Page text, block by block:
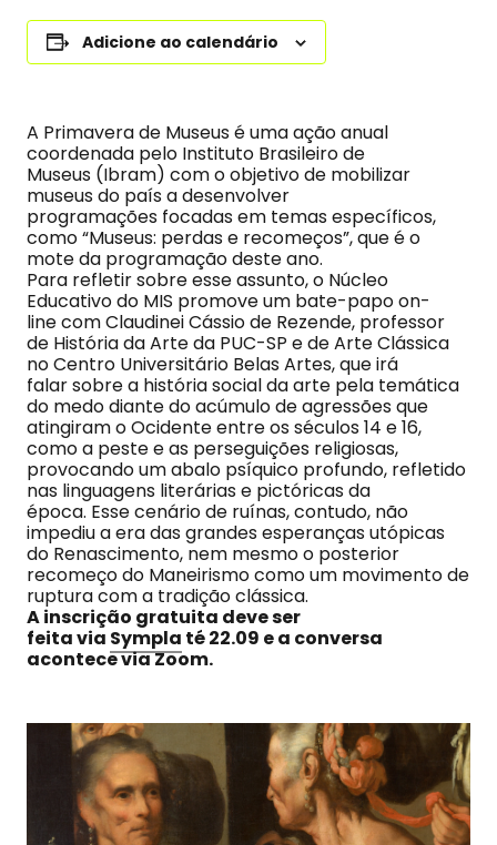
Adicione ao calendário
A Primavera de Museus é uma ação anual
coordenada pelo Instituto Brasileiro de
Museus (Ibram) com o objetivo de mobilizar
museus do país a desenvolver
programações focadas em temas específicos,
como “Museus: perdas e recomeços”, que é o
mote da programação deste ano.
Para refletir sobre esse assunto, o Núcleo
Educativo do MIS promove um bate-papo on-
line com Claudinei Cássio de Rezende, professor
de História da Arte da PUC-SP e de Arte Clássica
no Centro Universitário Belas Artes, que irá
falar sobre a história social da arte pela temática
do medo diante do acúmulo de agressões que
atingiram o Ocidente entre os séculos 14 e 16,
como a peste e as perseguições religiosas,
provocando um abalo psíquico profundo, refletido
nas linguagens literárias e pictóricas da
época. Esse cenário de ruínas, contudo, não
impediu a era das grandes esperanças utópicas
do Renascimento, nem mesmo o posterior
recomeço do Maneirismo como um movimento de
ruptura com a tradição clássica.
A inscrição gratuita deve ser
feita via Sympla té 22.09 e a conversa
acontece via Zoom.